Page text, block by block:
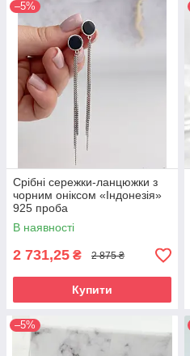
–5%
Срібні сережки-ланцюжки з
чорним оніксом «Індонезія»
925 проба
В наявності
2 731,25 ₴ 2 875 ₴
Купити
–5%